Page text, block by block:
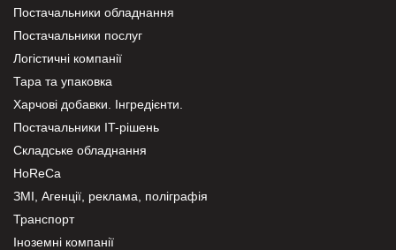
Постачальники обладнання
Постачальники послуг
Логістичні компанії
Тара та упаковка
Харчові добавки. Інгредієнти.
Постачальники IT-рішень
Складське обладнання
HoReCa
ЗМІ, Агенції, реклама, поліграфія
Транспорт
Іноземні компанії